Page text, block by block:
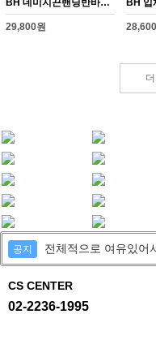
BH 데미지끈밴딩반바지(Y347H608)
29,800원
공지 전체적으로 여유있어
CS CENTER
02-2236-1995